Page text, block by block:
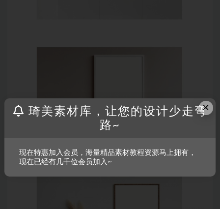
×
琦美素材库，让您的设计少走弯
路~
现在特惠加入会员，海量精品素材教程资源马上拥有，
现在已经有几千位会员加入~